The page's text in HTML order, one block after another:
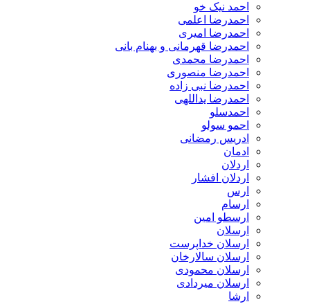
احمد نیک خو
احمدرضا اعلمی
احمدرضا امیری
احمدرضا قهرمانی و بهنام بانی
احمدرضا محمدی
احمدرضا منصوری
احمدرضا نبی زاده
احمدرضا یداللهی
احمدسلو
احمو سولو
ادریس رمضانی
ادمان
اردلان
اردلان افشار
ارس
ارسام
ارسطو امین
ارسلان
ارسلان خداپرست
ارسلان سالارخان
ارسلان محمودی
ارسلان میردادی
ارشا